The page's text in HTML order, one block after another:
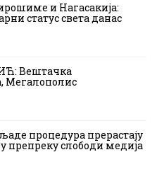
и Нагасакија:
статус света данас
Вештачка
Мегалополис
процедура прерастају
препреку слободи медија